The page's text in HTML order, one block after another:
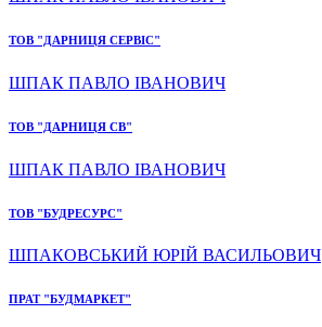
ТОВ "ДАРНИЦЯ СЕРВІС"
ШПАК ПАВЛО ІВАНОВИЧ
ТОВ "ДАРНИЦЯ СВ"
ШПАК ПАВЛО ІВАНОВИЧ
ТОВ "БУДРЕСУРС"
ШПАКОВСЬКИЙ ЮРІЙ ВАСИЛЬОВИЧ
ПРАТ "БУДМАРКЕТ"